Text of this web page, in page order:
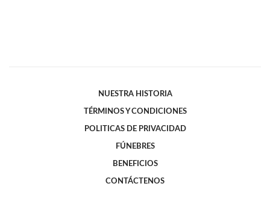
NUESTRA HISTORIA
TÉRMINOS Y CONDICIONES
POLITICAS DE PRIVACIDAD
FÚNEBRES
BENEFICIOS
CONTÁCTENOS